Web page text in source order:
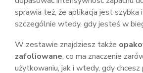
sprawia też, że aplikacja jest szybka
szczególnie wtedy, gdy jesteś w
W zestawie znajdziesz także
zafoliowane, co ma znaczenie
użytkowaniu, jak i wtedy, gdy chcesz